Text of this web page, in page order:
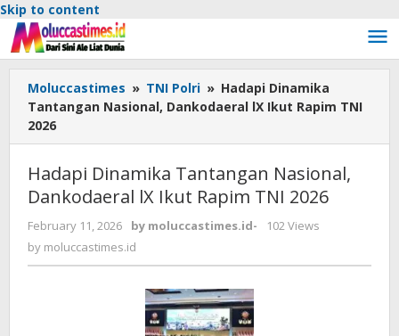
Skip to content
Moluccastimes » TNI Polri » Hadapi Dinamika
Tantangan Nasional, Dankodaeral lX Ikut Rapim TNI
2026
Hadapi Dinamika Tantangan Nasional,
Dankodaeral lX Ikut Rapim TNI 2026
February 11, 2026 by moluccastimes.id-
102 Views
by moluccastimes.id